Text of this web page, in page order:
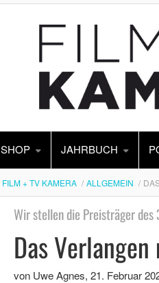
SHOP JAHRBUCH
FILM + TV KAMERA ALLGEMEIN
Wir stellen die Preisträger
Das
von Uwe Agnes, 21. Februar